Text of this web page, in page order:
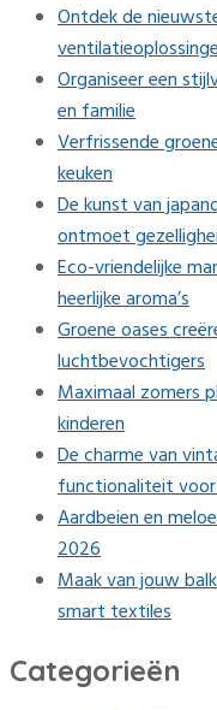
Ontdek de
Organiseer een
en familie
Verfrissende
keuken
De kunst van
ontmoet
Eco-vriendelijke
heerlijke aroma’s
Groene oases
luchtbevochtigers
Maximaal zomers
kinderen
De charme van
functionaliteit
Aardbeien en
2026
Maak van jouw
smart textiles
Categorieën